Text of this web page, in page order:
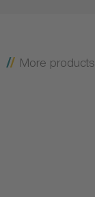
More products